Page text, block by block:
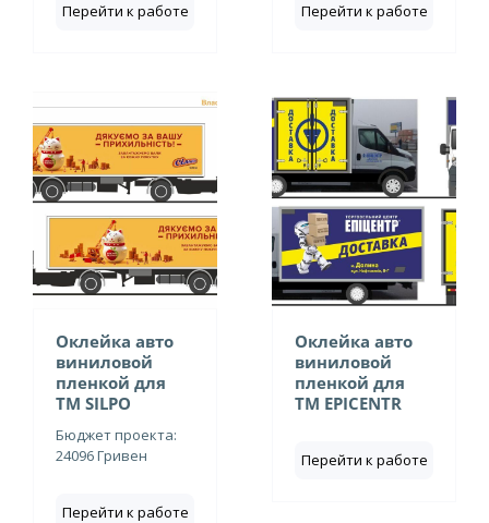
Перейти к работе Перейти к работе
Оклейка авто
виниловой
пленкой для
ТМ SILPO
Бюджет проекта:
24096 Гривен
Перейти к работе
Оклейка авто
виниловой
пленкой для
ТМ EPICENTR
Перейти к работе